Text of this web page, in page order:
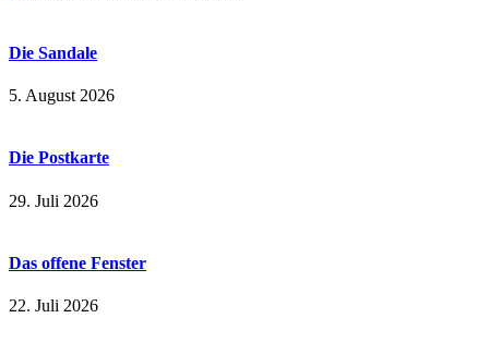
Die Sandale
5. August 2026
Die Postkarte
29. Juli 2026
Das offene Fenster
22. Juli 2026